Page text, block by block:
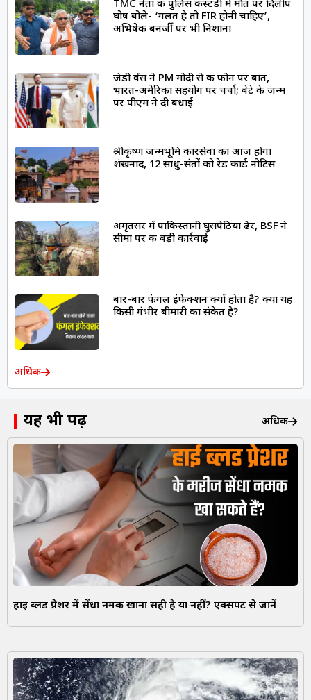
TMC नेता की पुलिस कस्टडी में मौत पर दिलीप
घोष बोले- ‘गलत है तो FIR होनी चाहिए’,
अभिषेक बनर्जी पर भी निशाना
जेडी वेंस ने PM मोदी से की फोन पर बात,
भारत-अमेरिका सहयोग पर चर्चा; बेटे के जन्म
पर पीएम ने दी बधाई
श्रीकृष्ण जन्मभूमि कारसेवा का आज होगा
शंखनाद, 12 साधु-संतों को रेड कार्ड नोटिस
अमृतसर में पाकिस्तानी घुसपैठिया ढेर, BSF ने
सीमा पर की बड़ी कार्रवाई
बार-बार फंगल इंफेक्शन क्यों होता है? क्या यह
किसी गंभीर बीमारी का संकेत है?
अधिक
यह भी पढ़ें अधिक
हाई ब्लड प्रेशर में सेंधा नमक खाना सही है या नहीं? एक्सपर्ट से जानें